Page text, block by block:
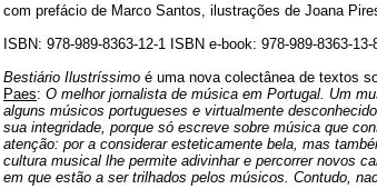
com prefácio de Marco Santos, ilustrações de Joana
ISBN: 978-989-8363-12-1 ISBN e-book: 978-989-8363-13-
Bestiário Ilustríssimo é uma nova colectânea de textos
Paes: O melhor jornalista de música em Portugal. Um
alguns músicos portugueses e virtualmente
sua integridade, porque só escreve sobre música que
atenção: por a considerar esteticamente bela, mas
cultura musical lhe permite adivinhar e percorrer novos
em que estão a ser trilhados pelos músicos. Contudo,